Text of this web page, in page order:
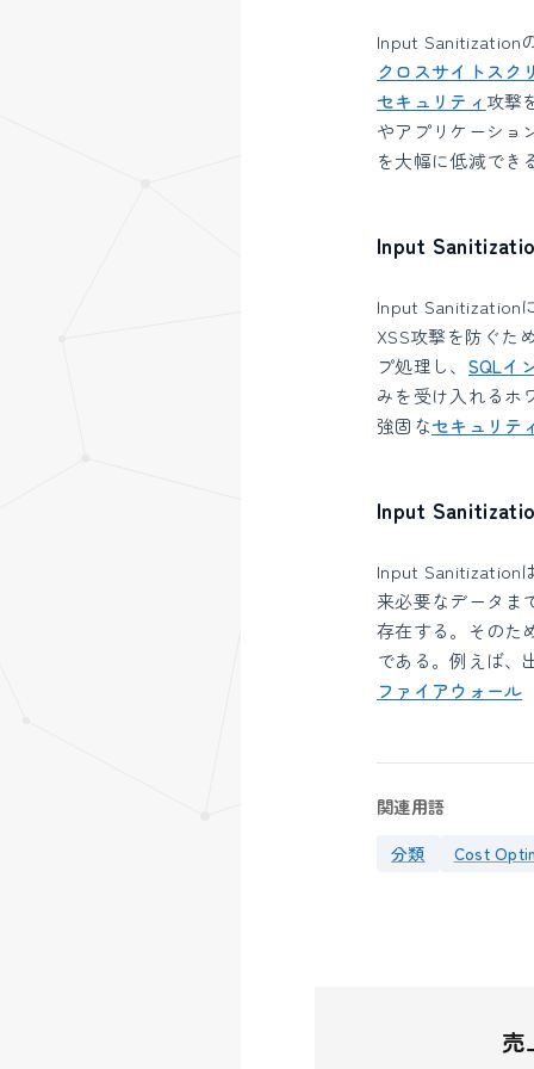
Input Sanitization
クロスサイトスク
セキュリティ 攻撃
やアプリケーショ
を大幅に低減でき
Input
Input Sanitization
XSS攻撃を防ぐた
プ処理し、 SQLイ
みを受け入れるホ
強固なセキュリテ
Input
Input Sanitization
来必要なデータま
存在する。そのた
である。例えば、
ファイアウォール
関連用語
分類 Cost
売